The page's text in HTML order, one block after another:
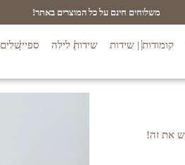
משלוחים חינם על כל המוצרים באתר!
קומודות | שידות שידות לילה ספיישלים